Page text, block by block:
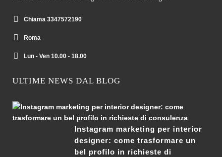
Chiama 3347572190
Roma
Lun - Ven 10.00 - 18.00
ULTIME NEWS DAL BLOG
Instagram marketing per interior
designer: come trasformare un
bel profilo in richieste di